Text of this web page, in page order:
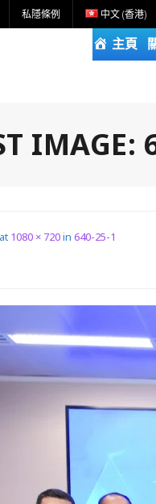
私隱條例 中文 (香港)
主頁
IMAGE:
at 1080 × 720in 640-25-1